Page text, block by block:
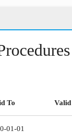
To
01-01